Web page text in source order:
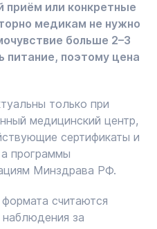
приём или конкретные
медикам не нужно
больше 2–3
питание, поэтому цена
только при
медицинский центр,
сертификаты и
программы
Минздрава РФ.
считаются
за